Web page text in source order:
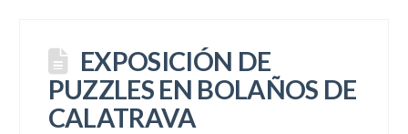
EXPOSICIÓN DE
PUZZLES EN BOLAÑOS DE
CALATRAVA